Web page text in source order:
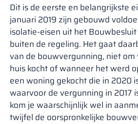
Dit is de eerste en belangrijkste
januari 2019 zijn gebouwd
isolatie-eisen uit het
buiten de regeling. Het gaat
van de bouwvergunning, niet
huis kocht of wanneer het werd
een woning gekocht die in 2020
waarvoor de vergunning in 2017
kom je waarschijnlijk wel in
twijfel de oorspronkelijke